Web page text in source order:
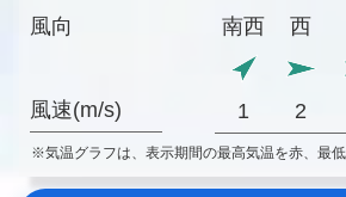
風向
風速(m/s)
南西
西
1 2
※気温グラフは、表示期間の最高気温を赤、最低